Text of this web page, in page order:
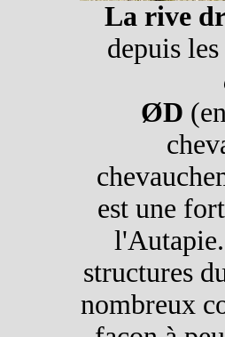
La rive
depuis
ØD
est une
l'Autapie.
structures
nombreux